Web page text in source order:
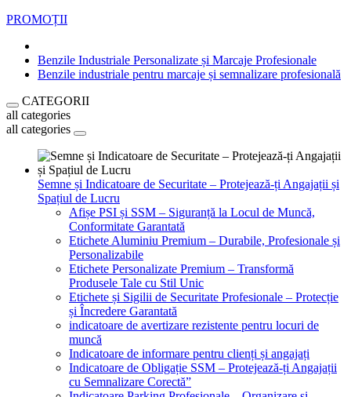
PROMOȚII
Benzile Industriale Personalizate și Marcaje Profesionale
Benzile industriale pentru marcaje și semnalizare profesională
CATEGORII
all categories
all categories
Semne și Indicatoare de Securitate – Protejează-ți Angajații și
Spațiul de Lucru
Afișe PSI și SSM – Siguranță la Locul de Muncă,
Conformitate Garantată
Etichete Aluminiu Premium – Durabile, Profesionale și
Personalizabile
Etichete Personalizate Premium – Transformă
Produsele Tale cu Stil Unic
Etichete și Sigilii de Securitate Profesionale – Protecție
și Încredere Garantată
indicatoare de avertizare rezistente pentru locuri de
muncă
Indicatoare de informare pentru clienți și angajați
Indicatoare de Obligație SSM – Protejează-ți Angajații
cu Semnalizare Corectă”